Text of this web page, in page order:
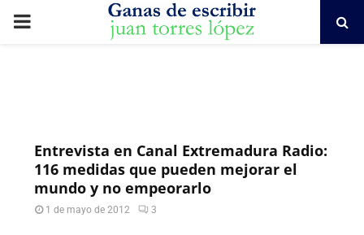
PRIMARY
Entrevista en Canal Extremadura Radio:
116 medidas que pueden mejorar el
mundo y no empeorarlo
1 de mayo de 2012 3